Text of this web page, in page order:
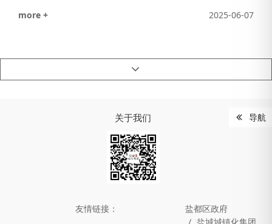
得专家和评委一致好评，一举摘得”“最佳剧目奖” “最佳编剧奖 和 “最
more + 2025-06-07
导航
关于我们
友情链接：
盐都区政府